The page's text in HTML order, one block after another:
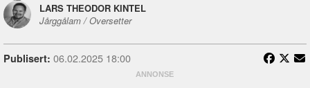
LARS THEODOR KINTEL
Jårggålam / Oversetter
Publisert: 06.02.2025 18:00